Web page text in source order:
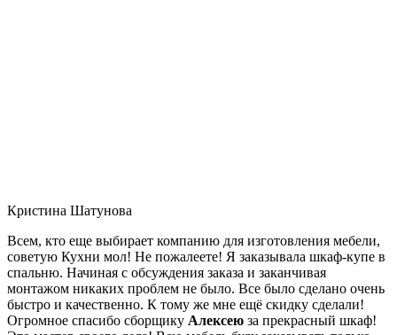
Кристина Шатунова
Всем, кто еще выбирает компанию для изготовления мебели,
советую Кухни мол! Не пожалеете! Я заказывала шкаф-купе в
спальню. Начиная с обсуждения заказа и заканчивая
монтажом никаких проблем не было. Все было сделано очень
быстро и качественно. К тому же мне ещё скидку сделали!
Огромное спасибо сборщику Алексею за прекрасный шкаф!